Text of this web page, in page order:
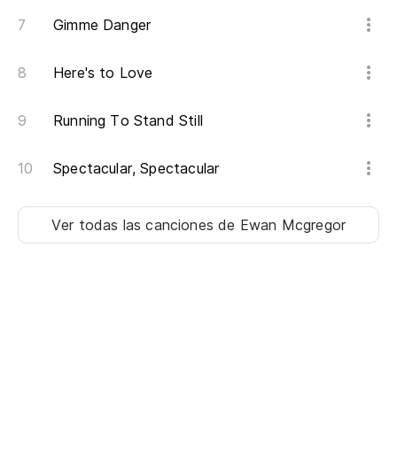
Gimme Danger
Here's to Love
Running To Stand Still
Spectacular, Spectacular
Ver todas las cancionesde Ewan Mcgregor